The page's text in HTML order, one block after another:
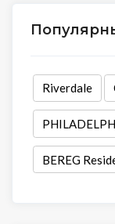
Riverdale
BEREG